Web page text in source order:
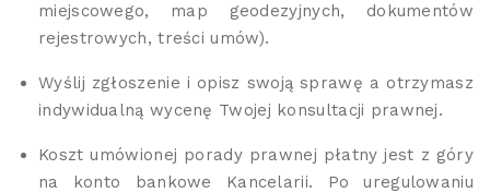
miejscowego, map geodezyjnych, dokumentów
rejestrowych, treści umów).
Wyślij zgłoszenie i opisz swoją sprawę a otrzymasz
indywidualną wycenę Twojej konsultacji prawnej.
Koszt umówionej porady prawnej płatny jest z góry
na konto bankowe Kancelarii. Po uregulowaniu